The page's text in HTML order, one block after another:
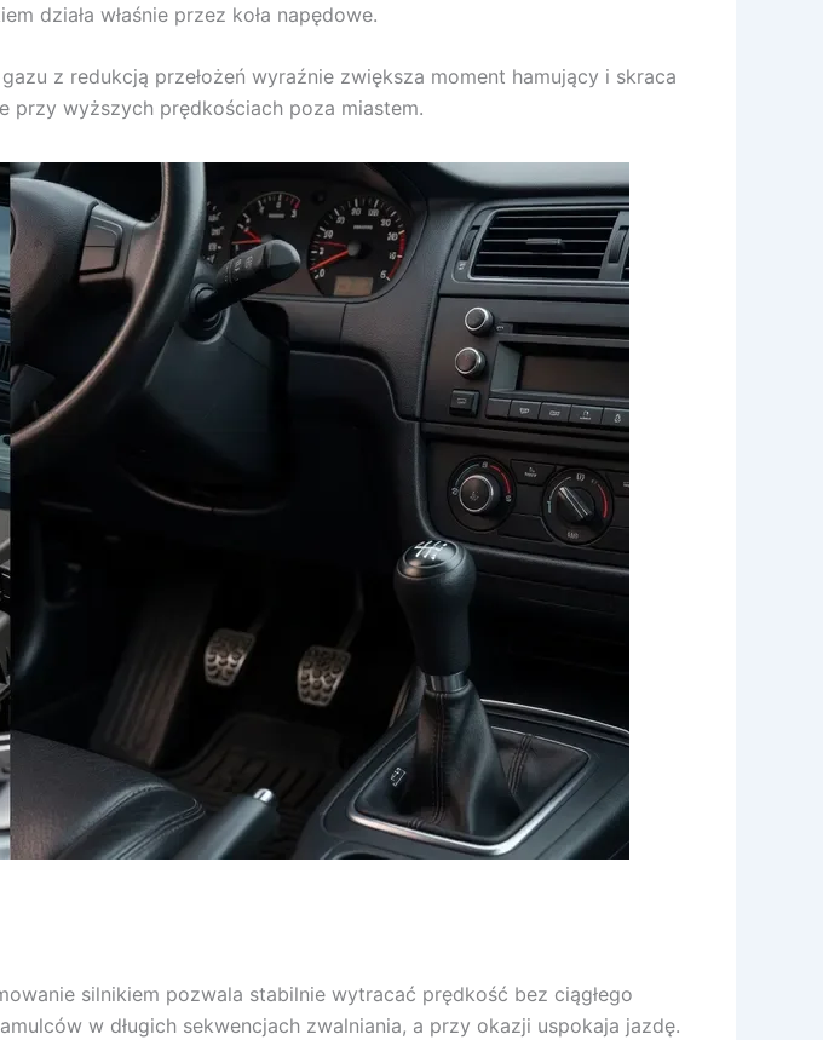
działa właśnie przez koła napędowe.
z redukcją przełożeń wyraźnie zwiększa moment hamujący i skraca
przy wyższych prędkościach poza miastem.
silnikiem pozwala stabilnie wytracać prędkość bez ciągłego
w długich sekwencjach zwalniania, a przy okazji uspokaja jazdę.